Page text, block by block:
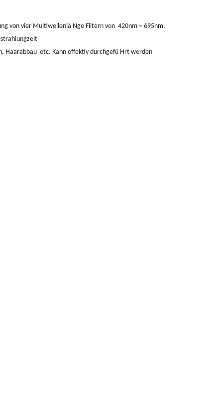
von vier Multiwellenlä Nge Filtern von 420nm ~ 695nm.
Haarabbau etc. Kann effektiv durchgefü Hrt werden